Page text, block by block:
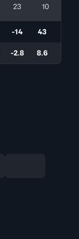
23 10
-14 43
-2.8 8.6